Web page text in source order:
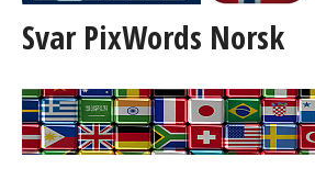
Svar PixWords Norsk